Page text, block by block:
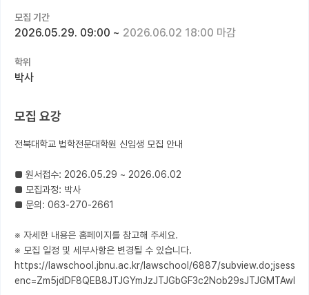
연구실&오픈랩
커리어
재팬라운지 🌸
모집 기간
2026.05.29. 09:00 ~ 2026.06.02 18:00 마감
학위
박사
모집 요강
전북대학교 법학전문대학원 신입생 모집 안내
■ 원서접수: 2026.05.29 ~ 2026.06.02
■ 모집과정: 박사
■ 문의: 063-270-2661
※ 자세한 내용은 홈페이지를 참고해 주세요.
※ 모집 일정 및 세부사항은 변경될 수 있습니다.
https://lawschool.jbnu.ac.kr/lawschool/6887/